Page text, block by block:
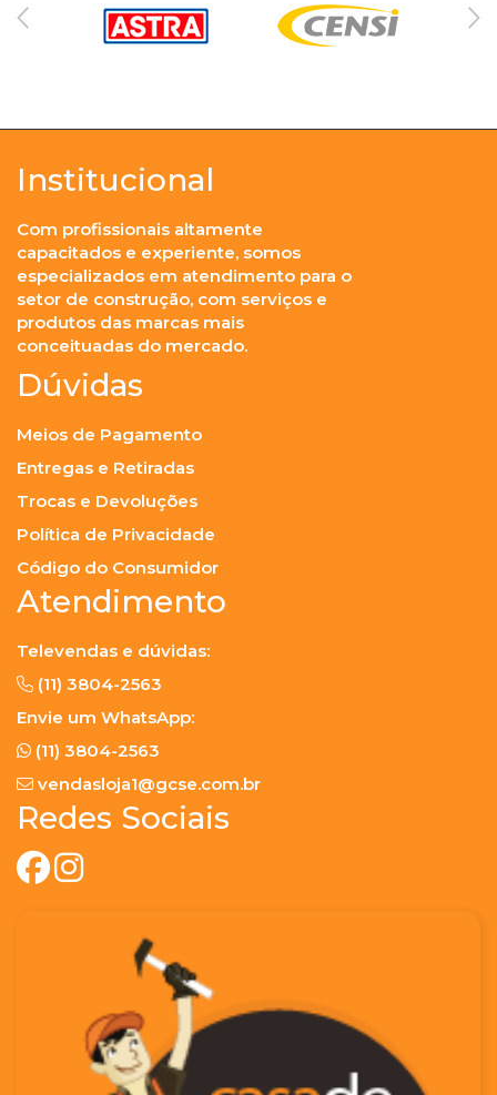
Institucional
Com profissionais altamente
capacitados e experiente, somos
especializados em atendimento para o
setor de construção, com serviços e
produtos das marcas mais
conceituadas do mercado.
Dúvidas
Meios de Pagamento
Entregas e Retiradas
Trocas e Devoluções
Política de Privacidade
Código do Consumidor
Atendimento
Televendas e dúvidas:
(11) 3804-2563
Envie um WhatsApp:
(11) 3804-2563
vendasloja1@gcse.com.br
Redes Sociais